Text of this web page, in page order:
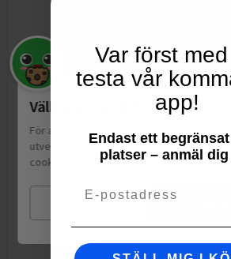
FÖRPACKNING
Mått:
Bredd: 70mm
Djup: 70mm
Välkommen till Matspar.se
För att leverera en personlig upplevelse,
utveckling och ha sociala medier-koppling
cookies.
Läs mer
Mina val
Var först
testa vår
app!
Endast ett begränsat
platser – anmäl